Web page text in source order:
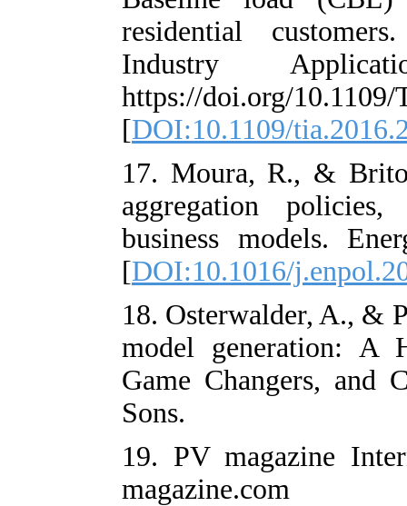
residential
Industry
https://doi.org/
[DOI:10.1109/
17. Moura,
aggregation
business
[DOI:10.1016/
18.
model
Game
19. PV
magazine.com